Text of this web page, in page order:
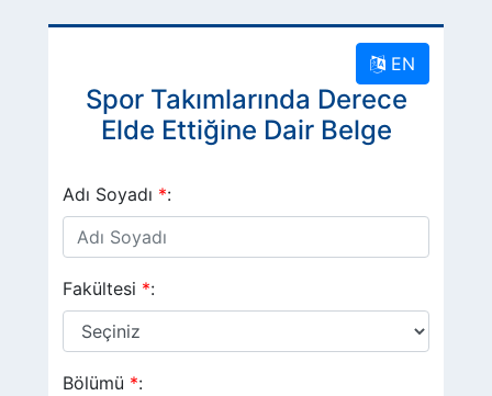
EN
Spor Takımlarında Derece
Elde Ettiğine Dair Belge
Adı Soyadı *:
Fakültesi *:
Bölümü *: